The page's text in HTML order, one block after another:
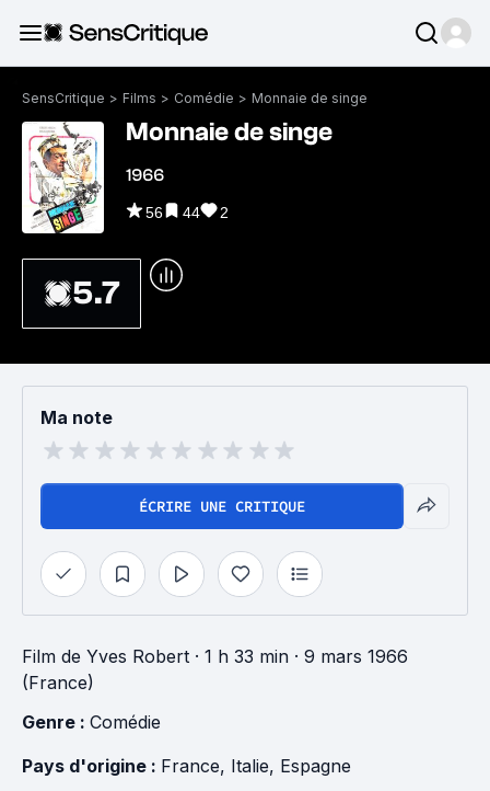
SensCritique > Films > Comédie > Monnaie de singe
Monnaie de singe
1966
56 44 2
5.7
Ma note
ÉCRIRE UNE CRITIQUE
Film de Yves Robert · 1 h 33 min · 9 mars 1966
(France)
Genre : Comédie
Pays d'origine : France, Italie, Espagne